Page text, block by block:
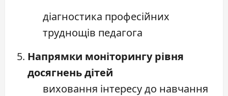
діагностика професійних
труднощів педагога
Напрямки моніторингу рівня
досягнень дітей
виховання інтересу до навчання